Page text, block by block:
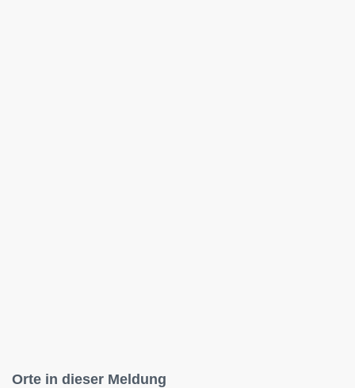
Orte in dieser Meldung